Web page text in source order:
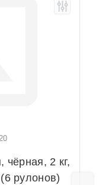
чёрная, 2 кг,
рулонов)